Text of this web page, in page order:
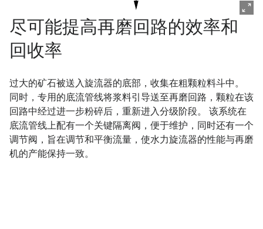
尽可能提高再磨回路的效率和
回收率
过大的矿石被送入旋流器的底部，收集在粗颗粒料斗中。
同时，专用的底流管线将浆料引导送至再磨回路，颗粒在该
回路中经过进一步粉碎后，重新进入分级阶段。 该系统在
底流管线上配有一个关键隔离阀，便于维护，同时还有一个
调节阀，旨在调节和平衡流量，使水力旋流器的性能与再磨
机的产能保持一致。